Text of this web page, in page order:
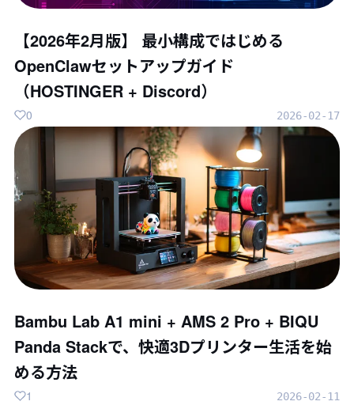
【2026年2月版】 最小構成ではじめる
OpenClawセットアップガイド
（HOSTINGER + Discord）
2026-02-17
0
Bambu Lab A1 mini + AMS 2 Pro + BIQU
Panda Stackで、快適3Dプリンター生活を始
める方法
2026-02-11
1